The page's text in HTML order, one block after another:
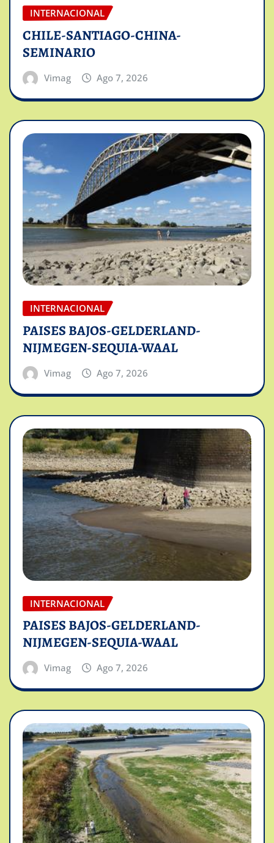
INTERNACIONAL
CHILE-SANTIAGO-CHINA-
SEMINARIO
Vimag Ago 7, 2026
INTERNACIONAL
PAISES BAJOS-GELDERLAND-
NIJMEGEN-SEQUIA-WAAL
Vimag Ago 7, 2026
INTERNACIONAL
PAISES BAJOS-GELDERLAND-
NIJMEGEN-SEQUIA-WAAL
Vimag Ago 7, 2026